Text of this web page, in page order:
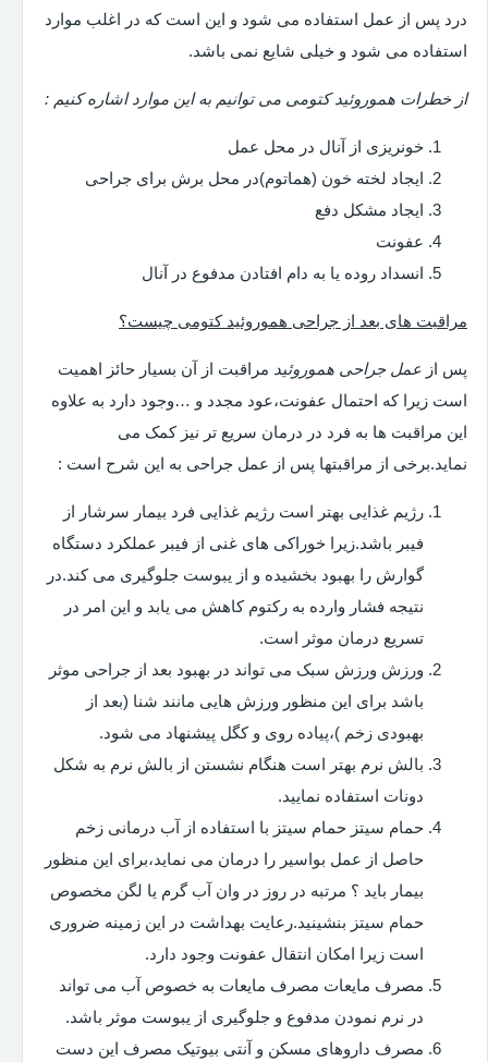
درد پس از عمل استفاده می شود و این است که در اغلب موارد
استفاده می شود و خیلی شایع نمی باشد.
از خطرات هموروئید کتومی می توانیم به این موارد اشاره کنیم :
خونریزی از آنال در محل عمل
ایجاد لخته خون (هماتوم)در محل برش برای جراحی
ایجاد مشکل دفع
عفونت
انسداد روده یا به دام افتادن مدفوع در آنال
مراقبت های بعد از جراحی هموروئید کتومی چیست؟
پس از عمل جراحی هموروئید مراقبت از آن بسیار حائز اهمیت
است زیرا که احتمال عفونت،عود مجدد و …وجود دارد به علاوه
این مراقبت ها به فرد در درمان سریع تر نیز کمک می
نماید.برخی از مراقبتها پس از عمل جراحی به این شرح است :
رژیم غذایی بهتر است رژیم غذایی فرد بیمار سرشار از
فیبر باشد.زیرا خوراکی های غنی از فیبر عملکرد دستگاه
گوارش را بهبود بخشیده و از یبوست جلوگیری می کند.در
نتیجه فشار وارده به رکتوم کاهش می یابد و این امر در
تسریع درمان موثر است.
ورزش ورزش سبک می تواند در بهبود بعد از جراحی موثر
باشد برای این منظور ورزش هایی مانند شنا (بعد از
بهبودی زخم )،پیاده روی و کگل پیشنهاد می شود.
بالش نرم بهتر است هنگام نشستن از بالش نرم به شکل
دونات استفاده نمایید.
حمام سیتز حمام سیتز با استفاده از آب درمانی زخم
حاصل از عمل بواسیر را درمان می نماید،برای این منظور
بیمار باید ؟ مرتبه در روز در وان آب گرم یا لگن مخصوص
حمام سیتز بنشینید.رعایت بهداشت در این زمینه ضروری
است زیرا امکان انتقال عفونت وجود دارد.
مصرف مایعات مصرف مایعات به خصوص آب می تواند
در نرم نمودن مدفوع و جلوگیری از یبوست موثر باشد.
مصرف داروهای مسکن و آنتی بیوتیک مصرف این دست